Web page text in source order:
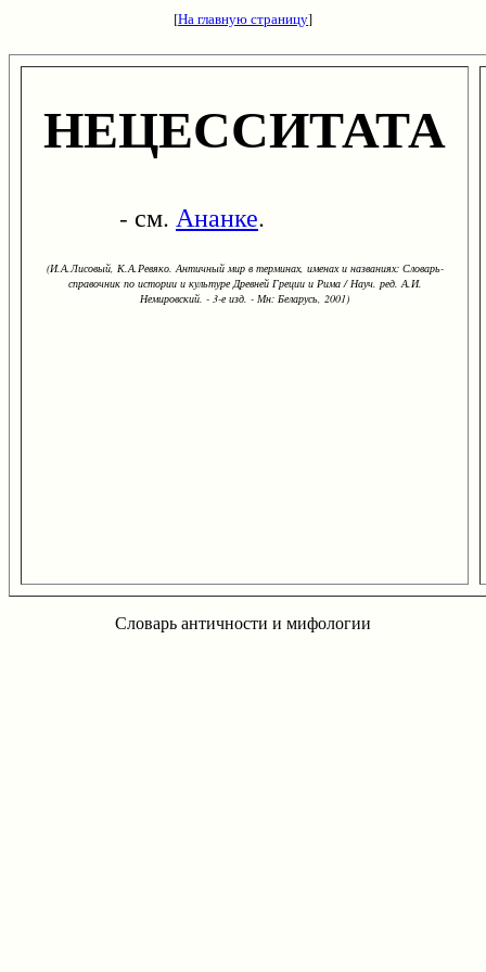
[На главную страницу]
НЕЦЕССИТАТА
- см. Ананке.
(И.А.Лисовый, К.А.Ревяко. Античный мир в терминах, именах и названиях: Словарь-
справочник по истории и культуре Древней Греции и Рима / Науч. ред. А.И.
Немировский. - 3-е изд. - Мн: Беларусь, 2001)
Словарь античности и мифологии